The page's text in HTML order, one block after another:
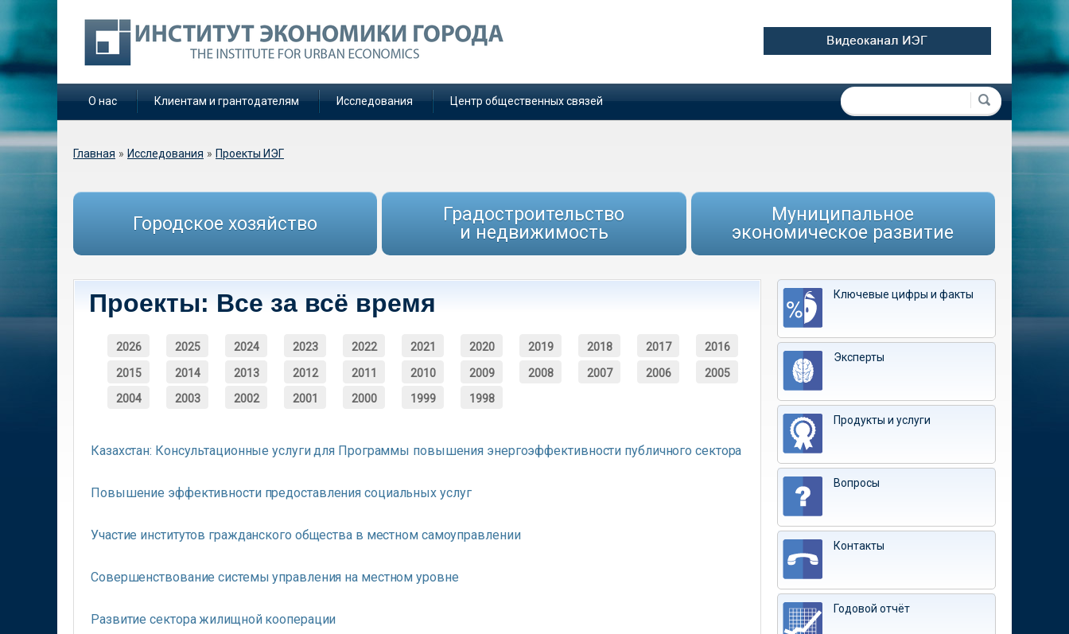
О нас Клиентам и грантодателям Исследования Центр общественных связей Форма поиска
Поиск
Вы здесь
Главная » Исследования » Проекты ИЭГ
Городское хозяйство
Градостроительство
и недвижимость
Муниципальное
экономическое развитие
Проекты: Все за всё время
2026 2025 2024 2023 2022 2021 2020 2019 2018 2017 2016
2015 2014 2013 2012 2011 2010 2009 2008 2007 2006 2005
2004 2003 2002 2001 2000 1999 1998
Казахстан: Консультационные услуги для Программы повышения энергоэффективности публичного сектора
Повышение эффективности предоставления социальных услуг
Участие институтов гражданского общества в местном самоуправлении
Совершенствование системы управления на местном уровне
Развитие сектора жилищной кооперации
Ключевые цифры и факты
Эксперты
Продукты и услуги
Вопросы
Контакты
Годовой отчёт